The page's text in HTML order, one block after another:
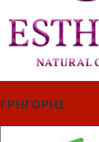
ΓΡΗΓΟΡΗΣ